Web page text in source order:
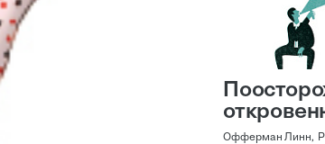
Офферман Линн,